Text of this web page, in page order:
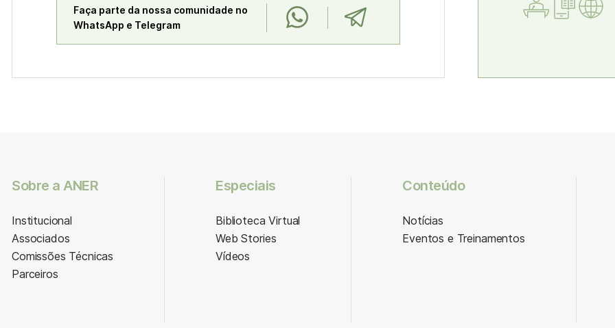
Faça parte da nossa comunidade no
WhatsApp e Telegram
Sobre a ANER
Institucional
Associados
Comissões Técnicas
Parceiros
Especiais
Biblioteca Virtual
Web Stories
Vídeos
Conteúdo
Notícias
Eventos e Treinamentos